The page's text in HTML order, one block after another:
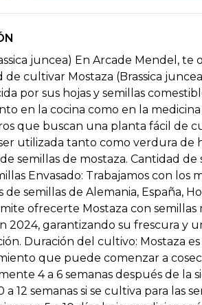
juncea) En Arcade Mendel, te
cultivar Mostaza (Brassica
por sus hojas y semillas
en la cocina como en la medicina
que buscan una planta fácil de
utilizada tanto como verdura de
semillas de mostaza. Cantidad de
Envasado: Trabajamos con los
semillas de Alemania, España,
ofrecerte Mostaza con semillas
2024, garantizando su frescura y
Duración del cultivo: Mostaza
que puede comenzar a
4 a 6 semanas después de la
a 12 semanas si se cultiva para las